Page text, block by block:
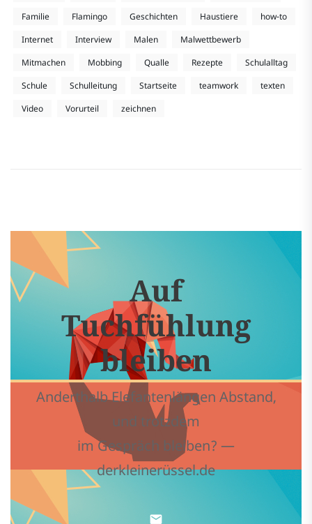
Familie
Flamingo Geschichten Haustiere
how-to
Internet
Interview Malen
Malwettbewerb
Mitmachen
Mobbing Qualle Rezepte
Schulalltag
Schule
Schulleitung Startseite teamwork
texten
Video
Vorurteil zeichnen
Auf
Tuchfühlung
bleiben
Anderthalb Elefantenlängen Abstand,
und trotzdem
im Gespräch bleiben? —
derkleinerüssel.de